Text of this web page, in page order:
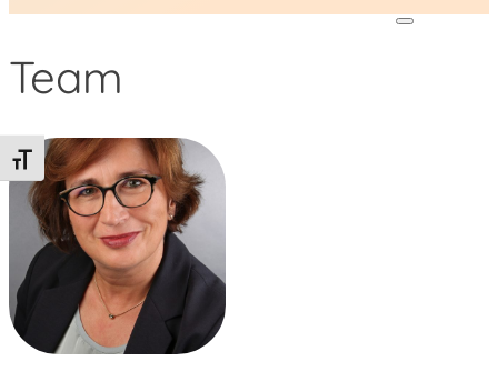
Schrift vergrößern
Team